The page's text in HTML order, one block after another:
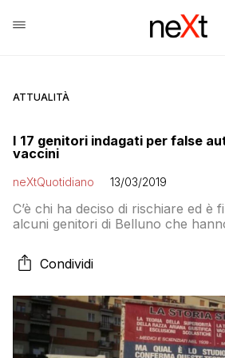
ATTUALITÀ
I 17 genitori indagati per false
vaccini
neXtQuotidiano 13/03/2019
C’è chi ha deciso di rischiare ed è
alcuni genitori di Belluno che
appuntamento con la ASL per la
Condividi